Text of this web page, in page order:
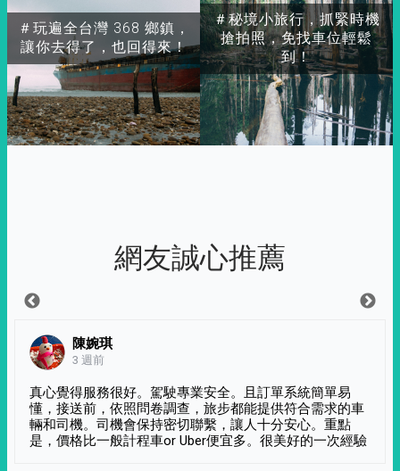
＃玩遍全台灣 368 鄉鎮，
讓你去得了，也回得來！
＃秘境小旅行，抓緊時機
搶拍照，免找車位輕鬆
到！
網友誠心推薦
陳婉琪
3 週前
真心覺得服務很好。駕駛專業安全。且訂單系統簡單易
懂，接送前，依照問卷調查，旅步都能提供符合需求的車
輛和司機。司機會保持密切聯繫，讓人十分安心。重點
是，價格比一般計程車or Uber便宜多。很美好的一次經驗